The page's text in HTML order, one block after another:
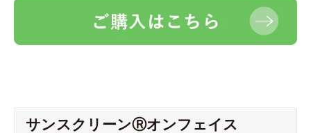
サンスクリーンⓇオンフェイス